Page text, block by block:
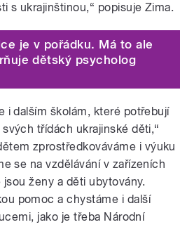
s ukrajinštinou,“ popisuje Zima.
je v pořádku. Má to ale
dětský psycholog
i dalším školám, které potřebují
třídách ukrajinské děti,“
zprostředkováváme i výuku
se na vzdělávání v zařízeních
ženy a děti ubytovány.
pomoc a chystáme i další
jako je třeba Národní